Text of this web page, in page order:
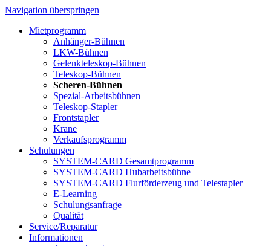
Navigation überspringen
Mietprogramm
Anhänger-Bühnen
LKW-Bühnen
Gelenkteleskop-Bühnen
Teleskop-Bühnen
Scheren-Bühnen
Spezial-Arbeitsbühnen
Teleskop-Stapler
Frontstapler
Krane
Verkaufsprogramm
Schulungen
SYSTEM-CARD Gesamtprogramm
SYSTEM-CARD Hubarbeitsbühne
SYSTEM-CARD Flurförderzeug und Telestapler
E-Learning
Schulungsanfrage
Qualität
Service/Reparatur
Informationen